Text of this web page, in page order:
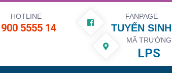
FANPAGE
TUYỂN SINH
HOTLINE
5555 14
MÃ TRƯỜNG
LPS